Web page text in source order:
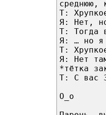
среднюю,
Т:
Я: Нет,
Т: Тогда
Я: … но я
Т:
Я: Нет
*тётка
Т: С вас
О_о